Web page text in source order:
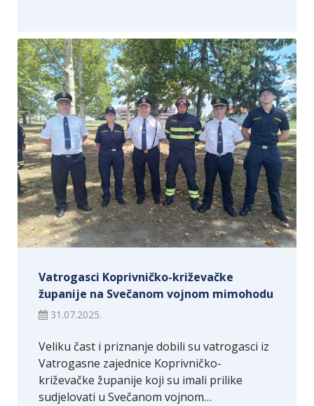
Vatrogasci Koprivničko-križevačke
županije na Svečanom vojnom mimohodu
31.07.2025.
Veliku čast i priznanje dobili su vatrogasci iz
Vatrogasne zajednice Koprivničko-
križevačke županije koji su imali prilike
sudjelovati u Svečanom vojnom…